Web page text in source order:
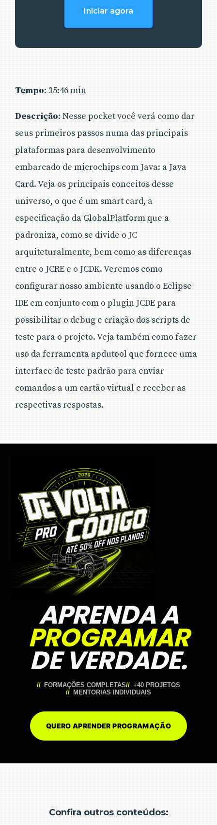
Iniciar agora
Tempo: 35:46 min
Descrição: Nesse pocket você verá como dar
seus primeiros passos numa das principais
plataformas para desenvolvimento
embarcado de microchips com Java: a Java
Card. Veja os principais conceitos desse
universo, o que é um smart card, a
especificação da GlobalPlatform que a
padroniza, como se divide o JC
arquiteturalmente, bem como as diferenças
entre o JCRE e o JCDK. Veremos como
configurar nosso ambiente usando o Eclipse
IDE em conjunto com o plugin JCDE para
possibilitar o debug e criação dos scripts de
teste para o projeto. Veja também como fazer
uso da ferramenta apdutool que fornece uma
interface de teste padrão para enviar
comandos a um cartão virtual e receber as
respectivas respostas.
APRENDA A
PROGRAMAR
DE VERDADE.
FORMAÇÕES COMPLETAS
+40 PROJETOS
MENTORIAS INDIVIDUAIS
QUERO APRENDER PROGRAMAÇÃO
Confira outros conteúdos: